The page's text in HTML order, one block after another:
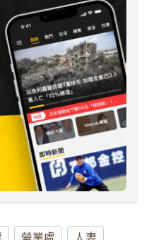
營業處 人妻